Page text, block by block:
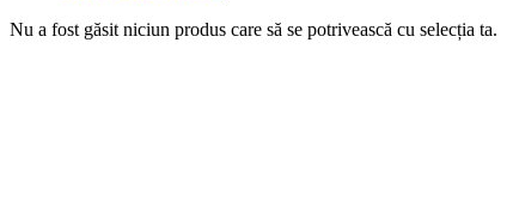
Nu a fost găsit niciun produs care să se potrivească cu selecția ta.